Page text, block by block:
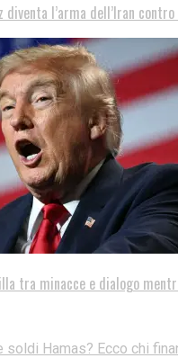
l’arma dell’Iran
tra minacce e dialogo
soldi Hamas? Ecco chi